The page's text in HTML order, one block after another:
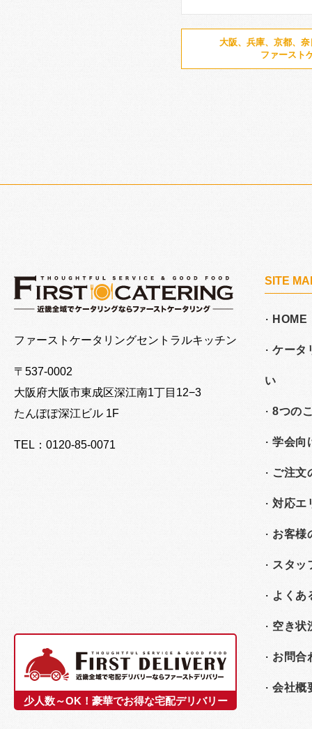
大阪、兵庫、京都、
ファースト
ファーストケータリングセントラルキッチン
〒537-0002
大阪府大阪市東成区深江南1丁目12−3
たんぽぽ深江ビル 1F
TEL：0120-85-0071
少人数～OK！豪華でお得な宅配デリバリー
SITE
HOME
ケータ
い
8つの
学会向
ご注文
対応エ
お客様
スタッ
よくあ
空き状
お問合
会社概